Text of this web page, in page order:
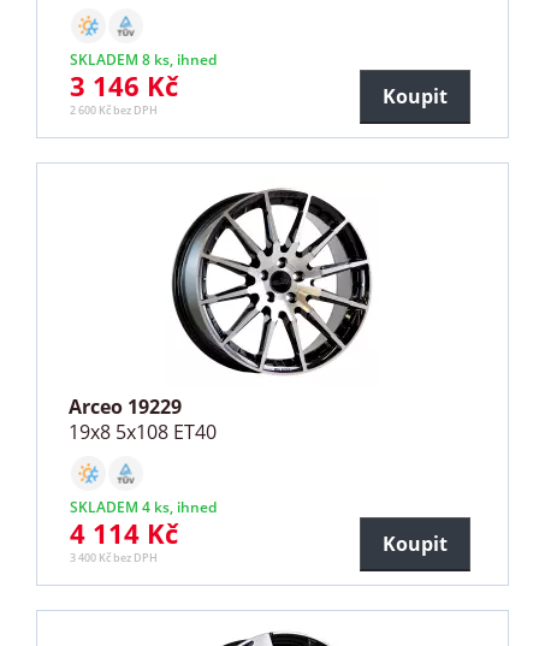
SKLADEM 8 ks, ihned
3 146 Kč
2 600 Kč bez DPH
Koupit
Arceo 19229
19x8 5x108 ET40
SKLADEM 4 ks, ihned
4 114 Kč
3 400 Kč bez DPH
Koupit